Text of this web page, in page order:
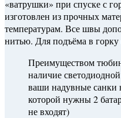
«ватрушки» при спуске с
изготовлен из прочных
температурам. Все швы
нитью. Для подъёма в
Преимуществом
наличие
ваши надувные санки
которой нужны 2
не входят)